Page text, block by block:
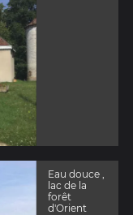
Eau douce ,
lac de la
forêt
d'Orient